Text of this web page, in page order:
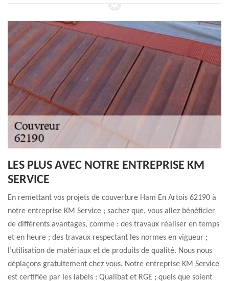
LES PLUS AVEC NOTRE ENTREPRISE KM
SERVICE
En remettant vos projets de couverture Ham En Artois 62190 à
notre entreprise KM Service ; sachez que, vous allez bénéficier
de différents avantages, comme : des travaux réaliser en temps
et en heure ; des travaux respectant les normes en vigueur ;
l’utilisation de matériaux et de produits de qualité. Nous nous
déplaçons gratuitement chez vous. Notre entreprise KM Service
est certifiée par les labels : Qualibat et RGE ; quels que soient